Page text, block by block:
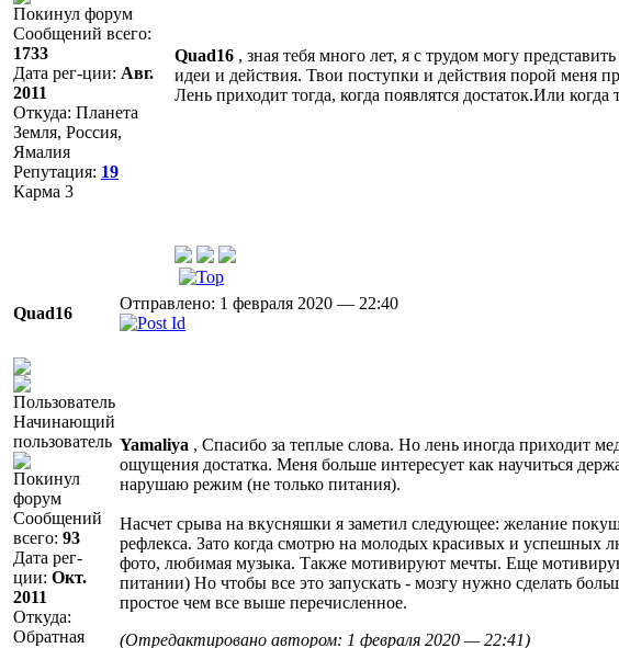
Покинул форум
Сообщений всего:
1733
Дата рег-ции: Авг.
2011
Откуда: Планета
Земля, Россия,
Ямалия
Репутация: 19
Карма 3
Quad16 , зная тебя много лет, я с трудом могу
идеи и действия. Твои поступки и действия порой меня
Лень приходит тогда, когда появлятся достаток.Или
Quad16
Отправлено: 1 февраля 2020 — 22:40
Начинающий
пользователь
Покинул
форум
Сообщений
всего: 93
Дата рег-
ции: Окт.
2011
Откуда:
Обратная
Yamaliya , Спасибо за теплые слова. Но лень иногда приходит
ощущения достатка. Меня больше интересует как научиться
нарушаю режим (не только питания).
Насчет срыва на вкусняшки я заметил следующее: желание
рефлекса. Зато когда смотрю на молодых красивых и успешных
фото, любимая музыка. Также мотивируют мечты. Еще
питании) Но чтобы все это запускать - мозгу нужно сделать
простое чем все выше перечисленное.
(Отредактировано автором: 1 февраля 2020 — 22:41)